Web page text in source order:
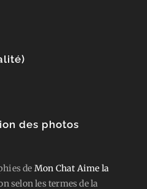
des photos
de Mon Chat Aime la
selon les termes de la